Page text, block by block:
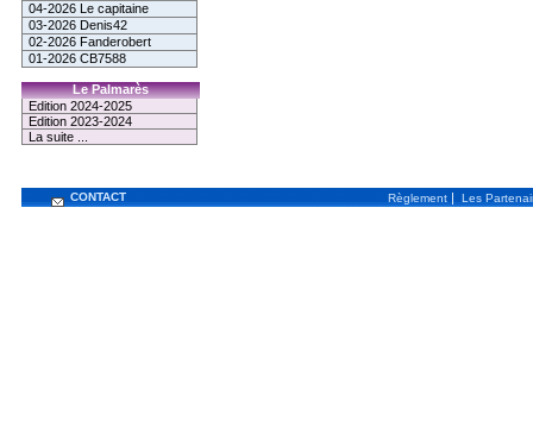
04-2026 Le capitaine
03-2026 Denis42
02-2026 Fanderobert
01-2026 CB7588
Le Palmarès
Edition 2024-2025
Edition 2023-2024
La suite ...
CONTACT Règlement | Les